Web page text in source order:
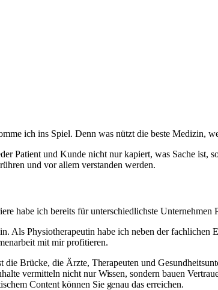
ich ins Spiel. Denn was nützt die beste Medizin,
Patient und Kunde nicht nur kapiert, was Sache ist,
und vor allem verstanden werden.
habe ich bereits für unterschiedlichste Unternehmen
Physiotherapeutin habe ich neben der fachlichen
mit mir profitieren.
Brücke, die Ärzte, Therapeuten und
vermitteln nicht nur Wissen, sondern bauen
Content können Sie genau das erreichen.